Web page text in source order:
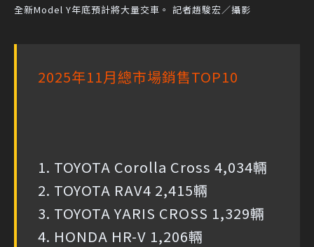
全新Model Y年底預計將大量交車。 記者趙駿宏／攝影
2025年11月總市場銷售TOP10
1. TOYOTA Corolla Cross 4,034輛
2. TOYOTA RAV4 2,415輛
3. TOYOTA YARIS CROSS 1,329輛
4. HONDA HR-V 1,206輛